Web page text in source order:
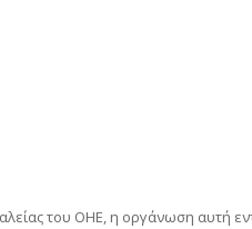
του ΟΗΕ, η οργάνωση αυτή